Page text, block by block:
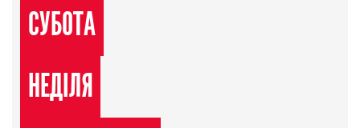
СУБОТА
НЕДІЛЯ